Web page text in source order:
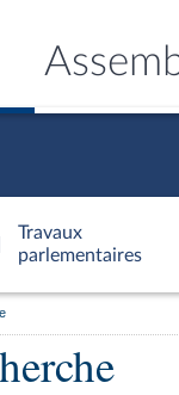
Travaux
parlementaires